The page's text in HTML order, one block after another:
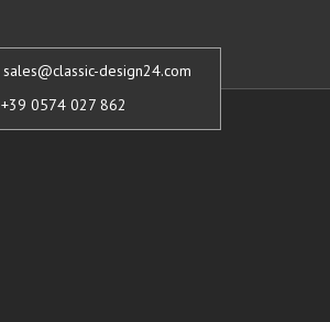
sales@classic-design24.com
+39 0574 027 862